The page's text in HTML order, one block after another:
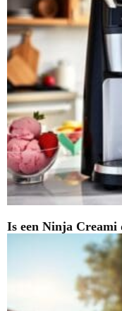
Is een Ninja Creami